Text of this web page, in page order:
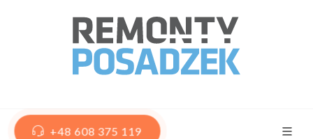
+48 608 375 119